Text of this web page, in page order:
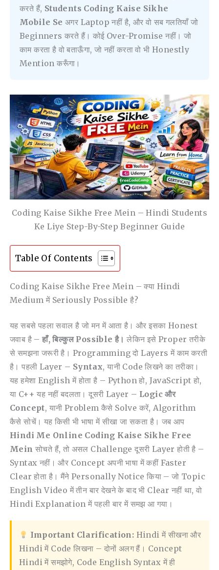
करते हैं, Students Coding Kaise Sikhe
Mobile Se अगर Laptop नहीं है, और वो सब गलतियाँ जो
Beginners करते हैं। कोई Over-Promise नहीं। जो
काम करता है वो बताऊँगा, जो नहीं करता वो भी Honestly
Mention करूँगा।
Coding Kaise Sikhe Free Mein – Hindi Students
Ke Liye Step-By-Step Beginner Guide
Table Of Contents
Coding Kaise Sikhe Free Mein – क्या Hindi
Medium में Seriously Possible है?
यह सबसे पहला सवाल है जो मन में आता है। और इसका Honest
जवाब है –हाँ, बिल्कुल Possible है। लेकिन इसे Proper तरीके
से समझना जरूरी है। Programming दो Layers में काम करती
है। पहली Layer – Syntax, यानी Code लिखने का तरीका।
यह हमेशा English में होता है – Python हो, JavaScript हो,
या C++ यह नहीं बदलता। दूसरी Layer – Logic और
Concept, यानी Problem कैसे Solve करें, Algorithm
कैसे सोचें। यह किसी भी भाषा में सीखा जा सकता है। जब आप
Hindi Me Online Coding Kaise Sikhe Free
Mein सोचते हैं, तो असल Challenge दूसरी Layer होती है –
Syntax नहीं। और Concept अपनी भाषा में कहीं Faster
Clear होता है। मैंने Personally Notice किया – जो Topic
English Video में तीन बार देखने के बाद भी Clear नहीं था, वो
Hindi Explanation में पहली बार में समझ आ गया।
Important Clarification: Hindi में सीखना और
Hindi में Code लिखना – दोनों अलग हैं। Concept
Hindi में समझोगे, Code English Syntax में ही